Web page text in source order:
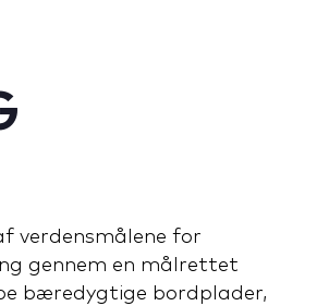
verdensmålene for
gennem en målrettet
bæredygtige bordplader,